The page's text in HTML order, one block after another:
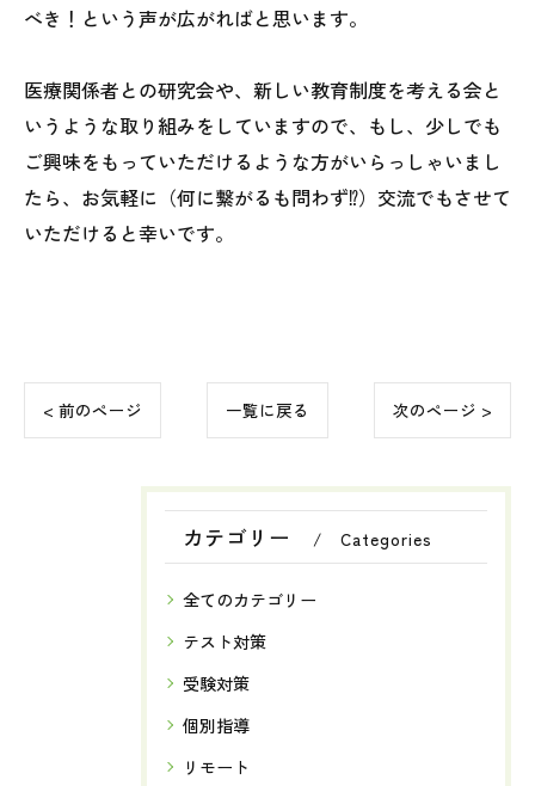
べき！という声が広がればと思います。
医療関係者との研究会や、新しい教育制度を考える会と
いうような取り組みをしていますので、もし、少しでも
ご興味をもっていただけるような方がいらっしゃいまし
たら、お気軽に（何に繋がるも問わず⁉）交流でもさせて
いただけると幸いです。
< 前のページ 一覧に戻る 次のページ >
カテゴリー Categories
全てのカテゴリー
テスト対策
受験対策
個別指導
リモート